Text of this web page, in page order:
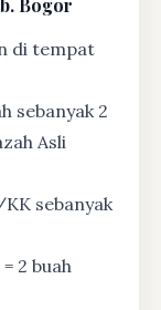
Bogor
di tempat
sebanyak 2
Asli
sebanyak
2 buah